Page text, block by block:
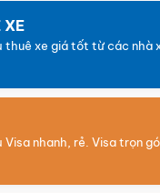
XE
thuê xe giá tốt từ các nhà
Visa nhanh, rẻ. Visa trọn